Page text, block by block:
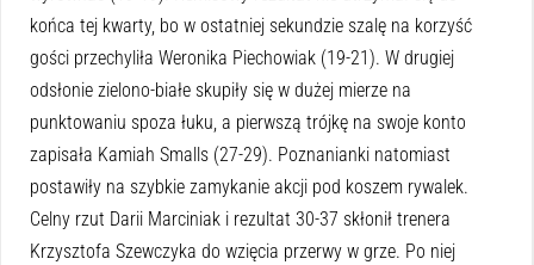
końca tej kwarty, bo w ostatniej sekundzie szalę na korzyść
gości przechyliła Weronika Piechowiak (19-21). W drugiej
odsłonie zielono-białe skupiły się w dużej mierze na
punktowaniu spoza łuku, a pierwszą trójkę na swoje konto
zapisała Kamiah Smalls (27-29). Poznanianki natomiast
postawiły na szybkie zamykanie akcji pod koszem rywalek.
Celny rzut Darii Marciniak i rezultat 30-37 skłonił trenera
Krzysztofa Szewczyka do wzięcia przerwy w grze. Po niej